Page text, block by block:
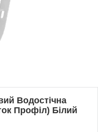
Водостічна
Профіл) Білий